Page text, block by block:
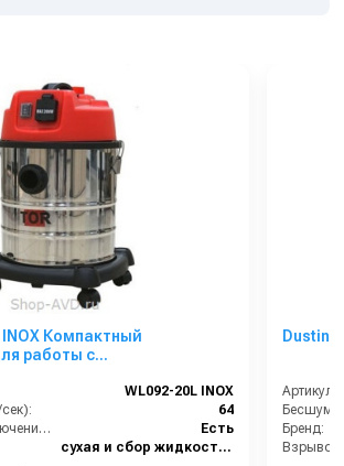
INOX Компактный
работы с
WL092-20L INOX
64
Розетка для подключения инструмента:
Есть
сухая и сбор жидкостей
Артикул:
Бренд: